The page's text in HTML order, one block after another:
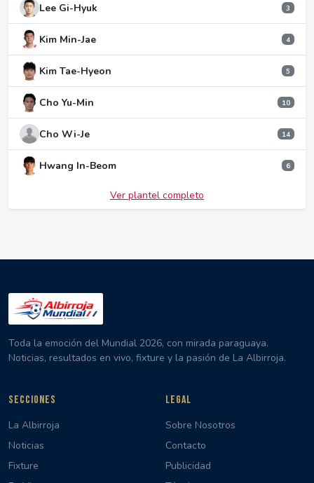
Lee Gi-Hyuk 3
Kim Min-Jae 4
Kim Tae-Hyeon 5
Cho Yu-Min 10
Cho Wi-Je 14
Hwang In-Beom 6
Ver plantel completo
Toda la emoción del Mundial 2026, con mirada paraguaya.
Noticias, resultados en vivo, fixture y la pasión de La Albirroja.
SECCIONES
La Albirroja
Noticias
Fixture
LEGAL
Sobre Nosotros
Contacto
Publicidad